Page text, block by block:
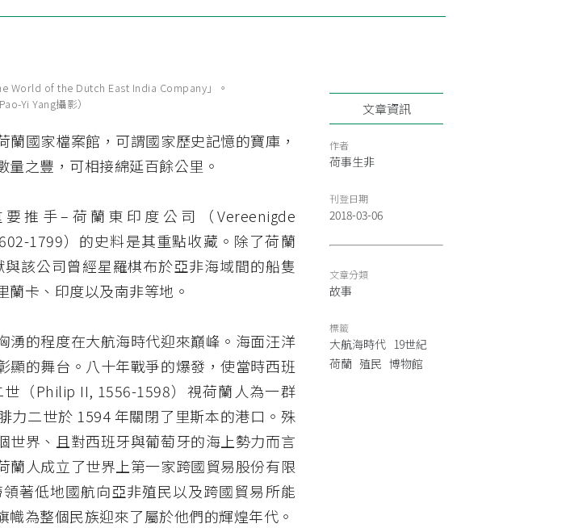
World of the Dutch East India Company」。
Yi Yang攝影）
國家檔案館，可謂國家歷史記憶的寶庫，
之豐，可相接綿延百餘公里。
推手–荷蘭東印度公司（Vereenigde
1799）的史料是其重點收藏。除了荷蘭
該公司曾經星羅棋布於亞非海域間的船隻
卡、印度以及南非等地。
湧的程度在大航海時代迎來巔峰。海面汪洋
顯的舞台。八十年戰爭的爆發，使當時西班
（Philip II, 1556-1598）視荷蘭人為一群
力二世於 1594 年關閉了里斯本的港口。殊
世界、且對西班牙與葡萄牙的海上勢力而言
蘭人成立了世界上第一家跨國貿易股份有限
著低地國航向亞非殖民以及跨國貿易所能
為整個民族迎來了屬於他們的輝煌年代。
文章資訊
作者
荷事生非
刊登日期
2018-03-06
文章分類
故事
標籤
大航海時代 19世紀
荷蘭 殖民 博物館